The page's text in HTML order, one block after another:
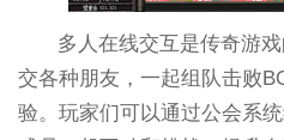
多人在线交互是传奇游
交各种朋友，一起组队击败
验。玩家们可以通过公会系